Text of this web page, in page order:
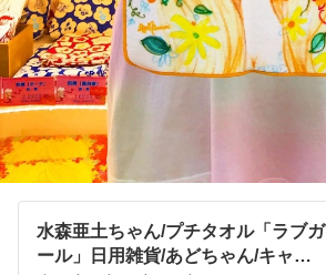
水森亜土ちゃん/プチタオル「ラブガ
ール」日用雑貨/あどちゃん/キャラ